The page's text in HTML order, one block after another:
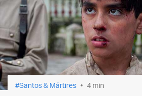
Santos & Mártires 4 min